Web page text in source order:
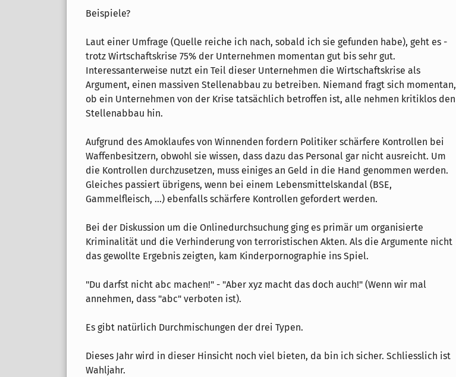
Beispiele?
Laut einer Umfrage (Quelle reiche ich nach, sobald ich sie gefunden habe), geht es -
trotz Wirtschaftskrise 75% der Unternehmen momentan gut bis sehr gut.
Interessanterweise nutzt ein Teil dieser Unternehmen die Wirtschaftskrise als
Argument, einen massiven Stellenabbau zu betreiben. Niemand fragt sich momentan,
ob ein Unternehmen von der Krise tatsächlich betroffen ist, alle nehmen kritiklos den
Stellenabbau hin.
Aufgrund des Amoklaufes von Winnenden fordern Politiker schärfere Kontrollen bei
Waffenbesitzern, obwohl sie wissen, dass dazu das Personal gar nicht ausreicht. Um
die Kontrollen durchzusetzen, muss einiges an Geld in die Hand genommen werden.
Gleiches passiert übrigens, wenn bei einem Lebensmittelskandal (BSE,
Gammelfleisch, ...) ebenfalls schärfere Kontrollen gefordert werden.
Bei der Diskussion um die Onlinedurchsuchung ging es primär um organisierte
Kriminalität und die Verhinderung von terroristischen Akten. Als die Argumente nicht
das gewollte Ergebnis zeigten, kam Kinderpornographie ins Spiel.
"Du darfst nicht abc machen!" - "Aber xyz macht das doch auch!" (Wenn wir mal
annehmen, dass "abc" verboten ist).
Es gibt natürlich Durchmischungen der drei Typen.
Dieses Jahr wird in dieser Hinsicht noch viel bieten, da bin ich sicher. Schliesslich ist
Wahljahr.